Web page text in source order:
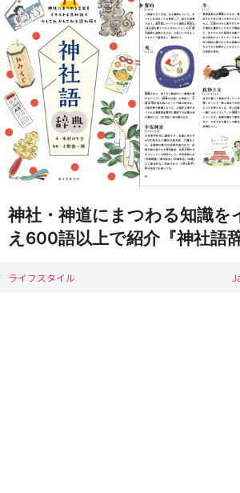
神社・神道にまつわる知識を
え600語以上で紹介『神社語
ライフスタイル